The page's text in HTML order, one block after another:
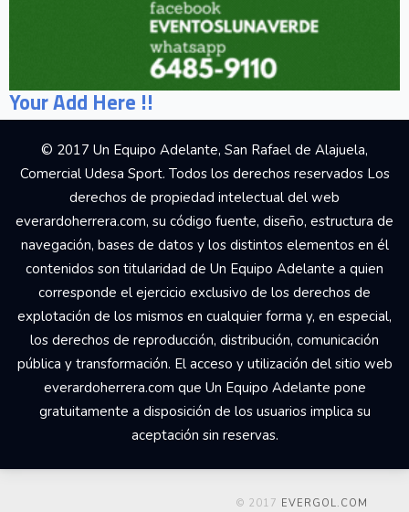
Your Add Here !!
© 2017 Un Equipo Adelante, San Rafael de Alajuela,
Comercial Udesa Sport. Todos los derechos reservados Los
derechos de propiedad intelectual del web
everardoherrera.com, su código fuente, diseño, estructura de
navegación, bases de datos y los distintos elementos en él
contenidos son titularidad de Un Equipo Adelante a quien
corresponde el ejercicio exclusivo de los derechos de
explotación de los mismos en cualquier forma y, en especial,
los derechos de reproducción, distribución, comunicación
pública y transformación. El acceso y utilización del sitio web
everardoherrera.com que Un Equipo Adelante pone
gratuitamente a disposición de los usuarios implica su
aceptación sin reservas.
© 2017 EVERGOL.COM